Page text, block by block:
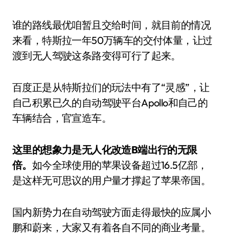
谁的路线最优咱暂且交给时间，就目前的情况
来看，特斯拉一年50万辆车的交付体量，让过
渡到无人驾驶这条路变得可行了起来。
百度正是从特斯拉们的玩法中有了“灵感”，让
自己积累已久的自动驾驶平台Apollo和自己的
车辆结合，官宣造车。
这里的想象力是无人化改造B端出行的无限
倍。 如今全球使用的苹果设备超过16.5亿部，
是这样无可思议的用户量才撑起了苹果帝国。
国内新势力在自动驾驶方面走得最快的应属小
鹏和蔚来，大家又有着各自不同的商业考量。